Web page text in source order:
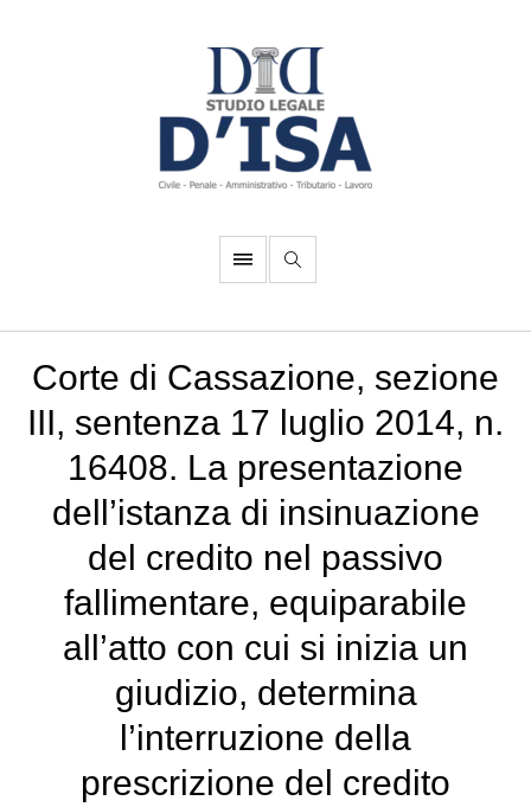
Corte di Cassazione, sezione
III, sentenza 17 luglio 2014, n.
16408. La presentazione
dell’istanza di insinuazione
del credito nel passivo
fallimentare, equiparabile
all’atto con cui si inizia un
giudizio, determina
l’interruzione della
prescrizione del credito